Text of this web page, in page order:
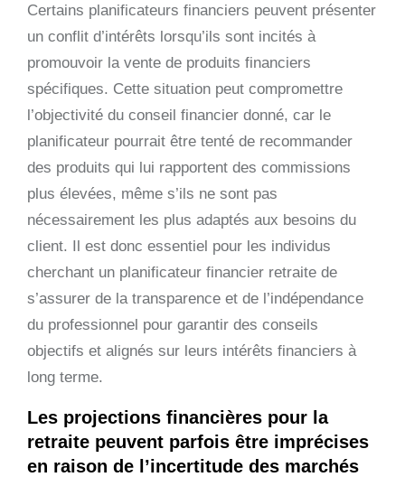
Certains planificateurs financiers peuvent présenter
un conflit d’intérêts lorsqu’ils sont incités à
promouvoir la vente de produits financiers
spécifiques. Cette situation peut compromettre
l’objectivité du conseil financier donné, car le
planificateur pourrait être tenté de recommander
des produits qui lui rapportent des commissions
plus élevées, même s’ils ne sont pas
nécessairement les plus adaptés aux besoins du
client. Il est donc essentiel pour les individus
cherchant un planificateur financier retraite de
s’assurer de la transparence et de l’indépendance
du professionnel pour garantir des conseils
objectifs et alignés sur leurs intérêts financiers à
long terme.
Les projections financières pour la
retraite peuvent parfois être imprécises
en raison de l’incertitude des marchés